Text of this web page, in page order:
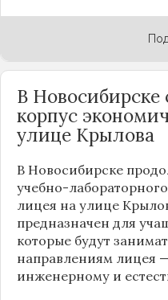
В Новосибирске
корпус
улице Крылова
В Новосибирске
учебно-
лицея на улице
предназначен для
которые будут
направлениям лицея
инженерному и